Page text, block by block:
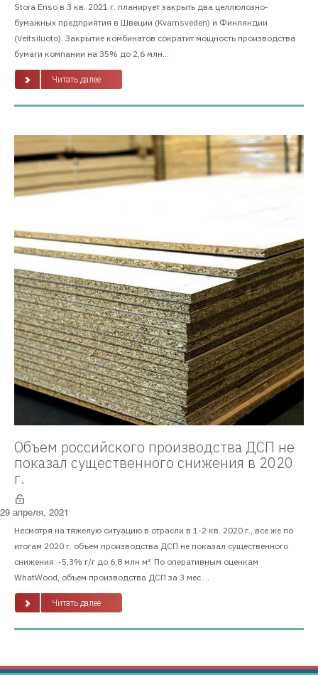
Stora Enso в 3 кв. 2021 г. планирует закрыть два целлюлозно-
бумажных предприятия в Швеции (Kvarnsveden) и Финляндии
(Veitsiluoto). Закрытие комбинатов сократит мощность производства
бумаги компании на 35% до 2,6 млн...
Читать далее
Объем российского производства ДСП не
показал существенного снижения в 2020
г.
29 апреля, 2021
Несмотря на тяжелую ситуацию в отрасли в 1-2 кв. 2020 г., все же по
итогам 2020 г. объем производства ДСП не показал существенного
снижения: -5,3% г/г до 6,8 млн м³. По оперативным оценкам
WhatWood, объем производства ДСП за 3 мес....
Читать далее